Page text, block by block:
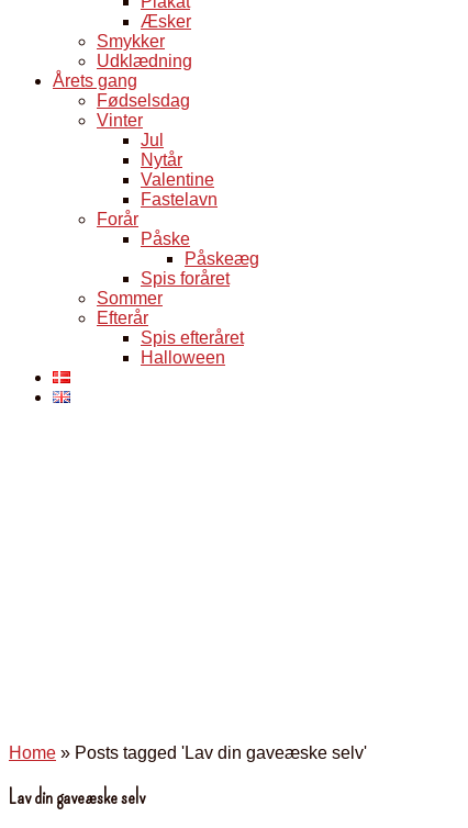
Æsker
Smykker
Udklædning
Årets gang
Fødselsdag
Vinter
Jul
Nytår
Valentine
Fastelavn
Forår
Påske
Påskeæg
Spis foråret
Sommer
Efterår
Spis efteråret
Halloween
Home » Posts tagged 'Lav din gaveæske selv'
Lav din gaveæske selv